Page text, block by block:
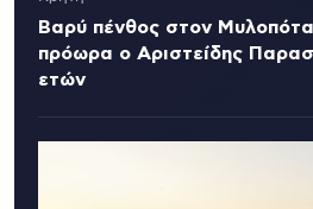
Βαρύ πένθος στον
πρόωρα ο Αριστείδης
ετών